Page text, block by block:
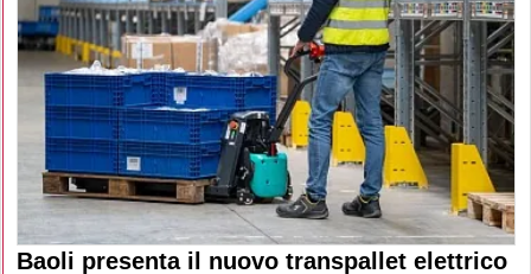
Baoli presenta il nuovo transpallet elettrico